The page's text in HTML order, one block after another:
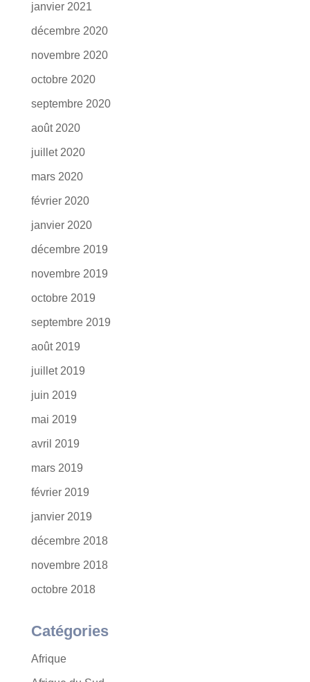
janvier 2021
décembre 2020
novembre 2020
octobre 2020
septembre 2020
août 2020
juillet 2020
mars 2020
février 2020
janvier 2020
décembre 2019
novembre 2019
octobre 2019
septembre 2019
août 2019
juillet 2019
juin 2019
mai 2019
avril 2019
mars 2019
février 2019
janvier 2019
décembre 2018
novembre 2018
octobre 2018
Catégories
Afrique